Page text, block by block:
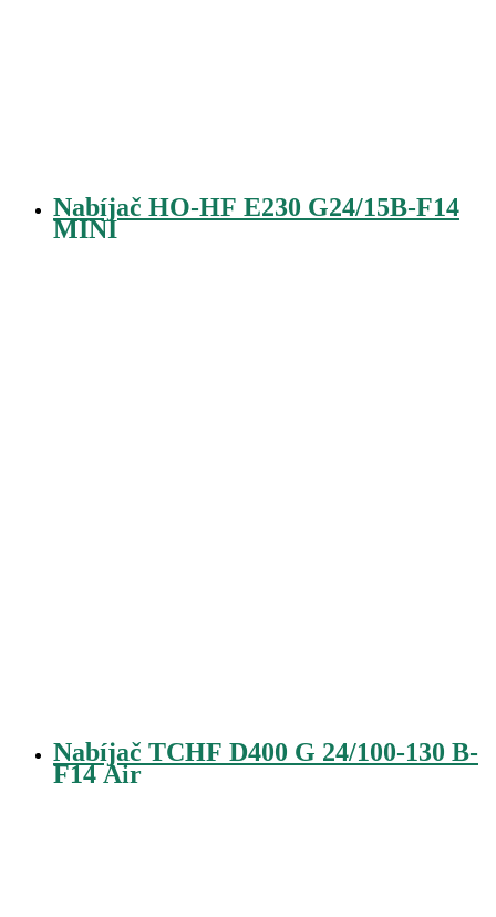
Nabíjač HO-HF E230 G24/15B-F14
MINI
Nabíjač TCHF D400 G 24/100-130 B-
F14 Air